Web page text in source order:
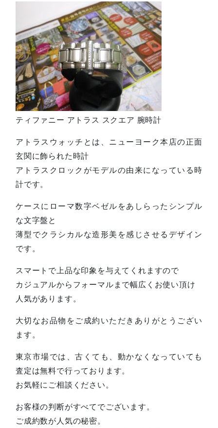
ティファニー アトラス スクエア 腕時計
アトラスウォッチとは、ニューヨーク本店の正面
玄関に飾られた時計
アトラスクロックがモデルの由来になっている時
計です。
ケースにローマ数字ベゼルをあしらったシンプル
な文字盤と
薄型でクラシカルな造形美を感じさせるデザイン
です。
スマートで上品な印象を与えてくれますので
カジュアルからフォーマルまで幅広くお使い頂け
人気があります。
大切なお品物をご成約いただきありがとうござい
ます。
東京市場では、古くても、動かなくなっていても
査定は無料で行っております。
お気軽にご相談ください。
お客様の判断がすべてでございます。
ご成約数が人気の秘密。